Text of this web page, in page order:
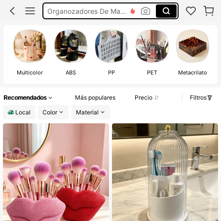
Organizador De Brochas
Hello Kitty
Multicolor ABS PP PET Metacrilato
Recomendados Más populares Precio
Filtros
Local
Color Material